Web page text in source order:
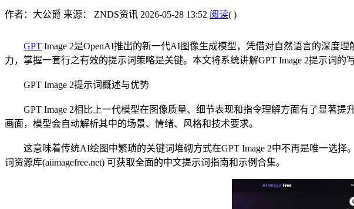
作者：大公爵 来源： ZNDS资讯 2026-05-28 13:52 阅读( )
GPT Image 2是OpenAI推出的新一代AI图像生成模型，凭借对自然语言的深度
力，掌握一套行之有效的提示词策略是关键。本文将系统讲解GPT Image 2提示词
GPT Image 2提示词概述与优势
GPT Image 2相比上一代模型在图像质量、细节表现和指令理解方面有了显著
画面，模型会自动解析其中的场景、情绪、风格和技术要求。
这意味着传统AI绘图中繁琐的关键词堆砌方式在GPT Image 2中不再是唯一选择
词资源库(aiimagefree.net) 可获取全面的中文提示词指南和示例合集。